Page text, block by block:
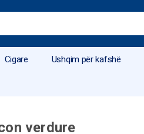
Cigare Ushqim për kafshë
verdure